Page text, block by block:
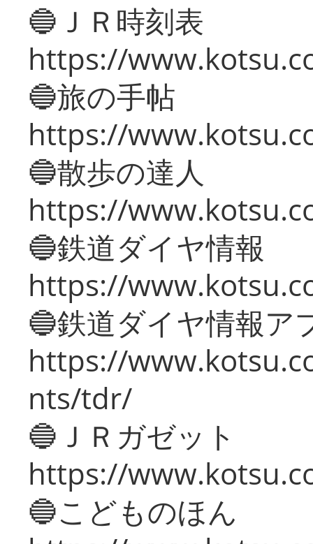
🔵ＪＲ時刻表
https://
🔵旅の手帖
https://
🔵散歩の達人
https://
🔵鉄道ダイヤ情報
https://
🔵鉄道ダイヤ情報ア
https://
nts/tdr/
🔵ＪＲガゼット
https://
🔵こどものほん